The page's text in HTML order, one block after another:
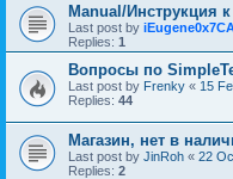
Manual/Инструкция
Last post by
Replies: 1
Вопросы по
Last post by Frenky « 15
Replies: 44
Магазин, нет в
Last post by JinRoh « 22
Replies: 2